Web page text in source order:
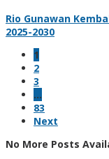
Rio Gunawan
2025-2030
1
2
3
…
83
Next
No More Posts